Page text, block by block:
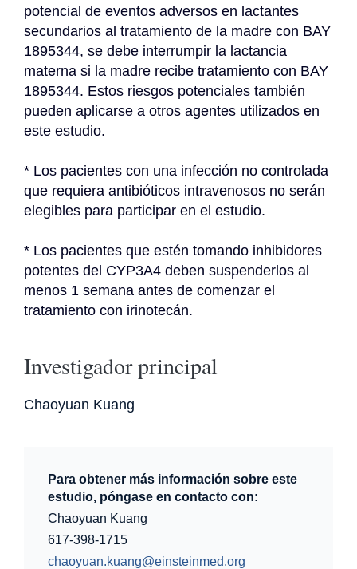
potencial de eventos adversos en lactantes
secundarios al tratamiento de la madre con BAY
1895344, se debe interrumpir la lactancia
materna si la madre recibe tratamiento con BAY
1895344. Estos riesgos potenciales también
pueden aplicarse a otros agentes utilizados en
este estudio.
* Los pacientes con una infección no controlada
que requiera antibióticos intravenosos no serán
elegibles para participar en el estudio.
* Los pacientes que estén tomando inhibidores
potentes del CYP3A4 deben suspenderlos al
menos 1 semana antes de comenzar el
tratamiento con irinotecán.
Investigador principal
Chaoyuan Kuang
Para obtener más información sobre este
estudio, póngase en contacto con:
Chaoyuan Kuang
617-398-1715
chaoyuan.kuang@einsteinmed.org